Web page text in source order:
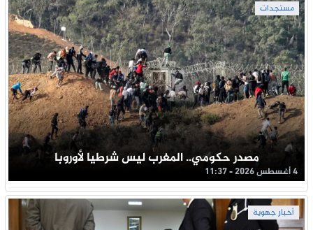
مستجدات
مصدر حكومي.. المغرب ليس شرطيا لأوروبا
4 أغسطس 2026 - 11:37
أخبار جهوية